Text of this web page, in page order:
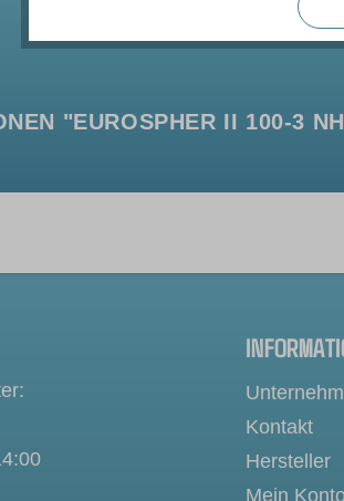
"EUROSPHER II 100-3
Kontakt
Hersteller
Mein